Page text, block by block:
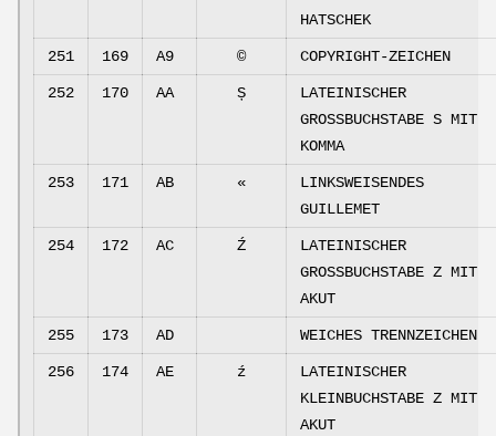
HATSCHEK
251 169 A9 © COPYRIGHT-ZEICHEN
252 170 AA Ș
LATEINISCHER
GROSSBUCHSTABE S MIT
KOMMA
253 171 AB «
LINKSWEISENDES
GUILLEMET
254 172 AC Ź
LATEINISCHER
GROSSBUCHSTABE Z MIT
AKUT
255 173 AD WEICHES TRENNZEICHEN
256 174 AE ź
LATEINISCHER
KLEINBUCHSTABE Z MIT
AKUT